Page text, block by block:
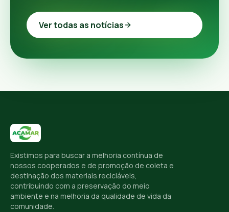
Ver todas as notícias
Existimos para buscar a melhoria contínua de
nossos cooperados e de promoção de coleta e
destinação dos materiais recicláveis,
contribuindo com a preservação do meio
ambiente e na melhoria da qualidade de vida da
comunidade.